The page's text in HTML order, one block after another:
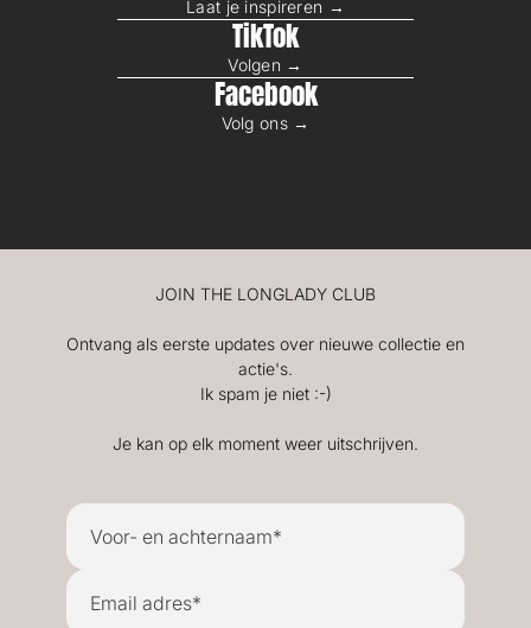
Laat je inspireren →
TikTok
Volgen →
Facebook
Volg ons →
JOIN THE LONGLADY CLUB
Ontvang als eerste updates over nieuwe collectie en
actie's.
Ik spam je niet :-)
Je kan op elk moment weer uitschrijven.